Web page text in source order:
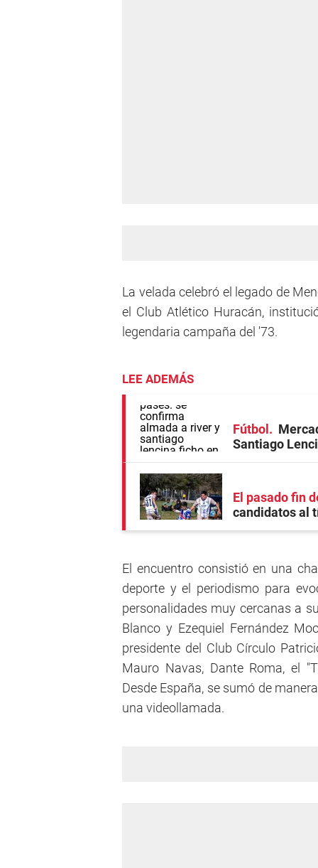
La velada celebró el legado de
el Club Atlético Huracán,
legendaria campaña del '73.
LEE ADEMÁS
Fútbol
Santiago
El pasado fin
candidatos al
El encuentro consistió en una
deporte y el periodismo para
personalidades muy cercanas a
Blanco y Ezequiel Fernández
presidente del Club Círculo
Mauro Navas, Dante Roma, el
Desde España, se sumó de
una videollamada.